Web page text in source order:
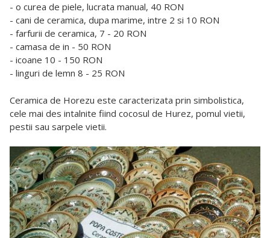
- o curea de piele, lucrata manual, 40 RON
- cani de ceramica, dupa marime, intre 2 si 10 RON
- farfurii de ceramica, 7 - 20 RON
- camasa de in - 50 RON
- icoane 10 - 150 RON
- linguri de lemn 8 - 25 RON
Ceramica de Horezu este caracterizata prin simbolistica,
cele mai des intalnite fiind cocosul de Hurez, pomul vietii,
pestii sau sarpele vietii.